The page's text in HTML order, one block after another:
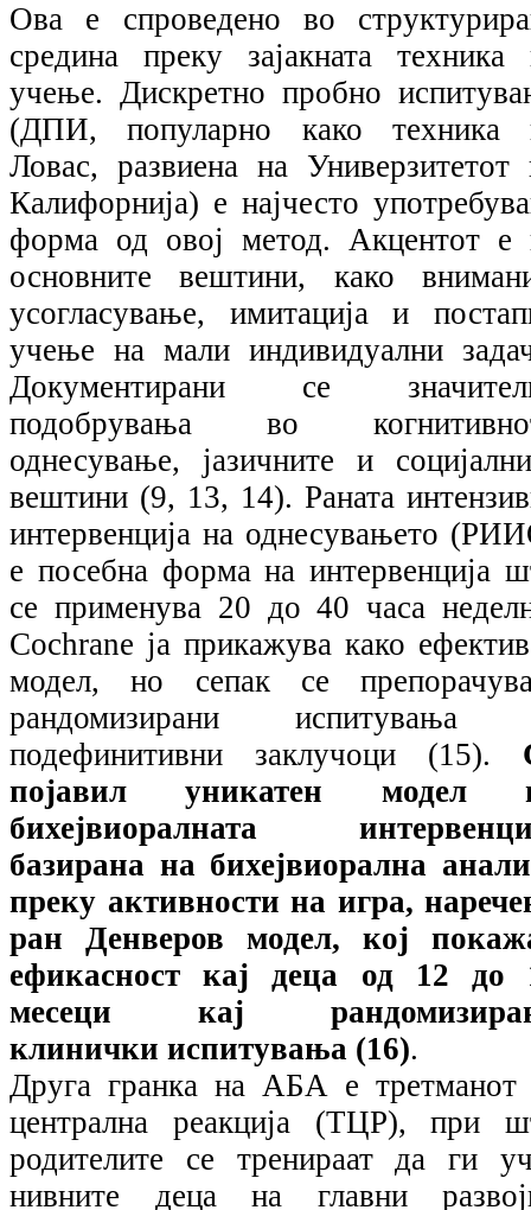
Ова е спроведено во
средина преку зајакната техника
учење. Дискретно пробно
(ДПИ, популарно како техника
Ловас, развиена на Универзитетот
Калифорнија) е најчесто
форма од овој метод. Акцентот е
основните вештини, како
усогласување, имитација и
учење на мали индивидуални
Документирани се
подобрувања во
однесување, јазичните и
вештини (9, 13, 14). Раната
интервенција на однесувањето
е посебна форма на интервенција
се применува 20 до 40 часа
Cochrane ја прикажува како
модел, но сепак се
рандомизирани испитувања
подефинитивни заклучоци (15).
појавил уникатен модел
бихејвиоралната
базирана на бихејвиорална
преку активности на игра,
ран Денверов модел, кој
ефикасност кај деца од 12 до
месеци кај
клинички испитувања (16).
Друга гранка на АБА е третманот
централна реакција (ТЦР), при
родителите се тренираат да ги
нивните деца на главни